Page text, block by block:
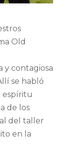
Old
y contagiosa
se habló
espíritu
de los
del taller
en la